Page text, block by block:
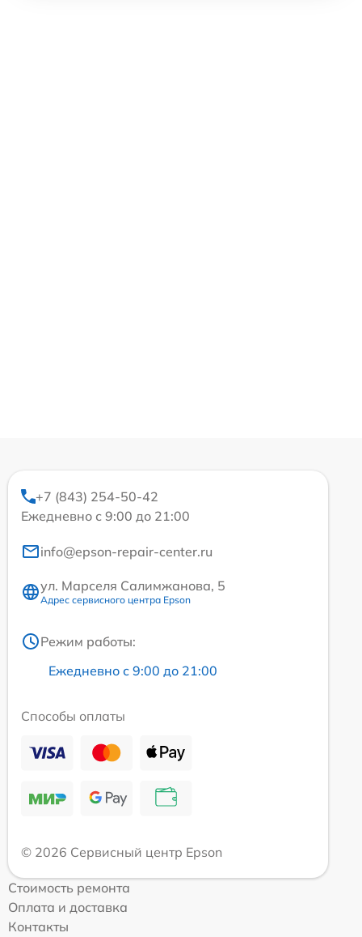
+7 (843) 254-50-42
Ежедневно с 9:00 до 21:00
info@epson-repair-center.ru
ул. Марселя Салимжанова, 5
Адрес сервисного центра Epson
Режим работы:
Ежедневно с 9:00 до 21:00
Способы оплаты
© 2026 Сервисный центр Epson
Стоимость ремонта
Оплата и доставка
Контакты